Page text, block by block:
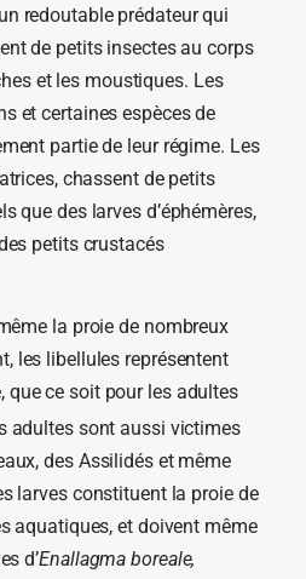
redoutable prédateur qui
de petits insectes au corps
et les moustiques. Les
et certaines espèces de
partie de leur régime. Les
chassent de petits
que des larves d’éphémères,
petits crustacés
la proie de nombreux
les libellules représentent
que ce soit pour les adultes
adultes sont aussi victimes
des Assilidés et même
larves constituent la proie de
aquatiques, et doivent même
d’Enallagma boreale,